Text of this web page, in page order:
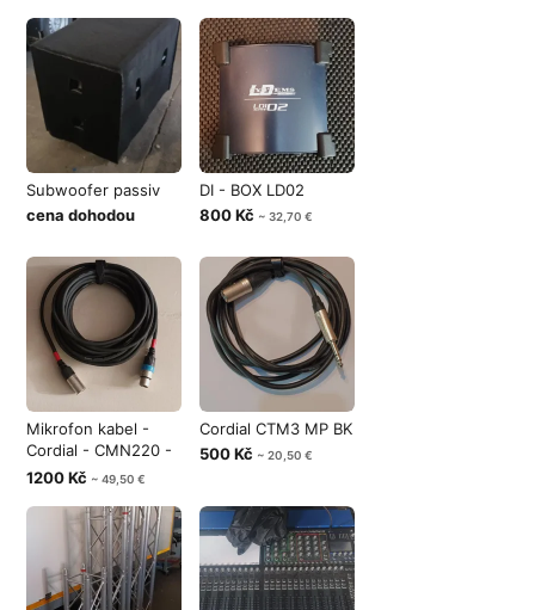
Subwoofer passiv
cena dohodou
DI - BOX LD02
800 Kč ~ 32,70 €
Mikrofon kabel -
Cordial - CMN220 -
10m.
1200 Kč ~ 49,50 €
Cordial CTM3 MP BK
500 Kč ~ 20,50 €